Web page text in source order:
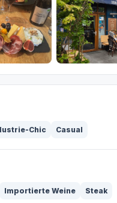
Chic Casual
Importierte Weine
Steak